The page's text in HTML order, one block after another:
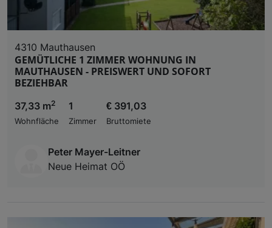
4310 Mauthausen
GEMÜTLICHE 1 ZIMMER WOHNUNG IN
MAUTHAUSEN - PREISWERT UND SOFORT
BEZIEHBAR
37,33 m2
Wohnfläche
1
Zimmer
€ 391,03
Bruttomiete
Peter Mayer-Leitner
Neue Heimat OÖ